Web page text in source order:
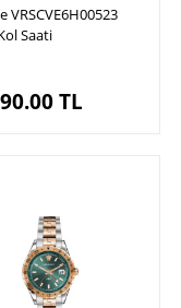
VRSCVE6H00523
Saati
TL